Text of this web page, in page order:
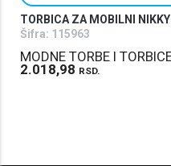
TORBICA ZA MOBILNI
Šifra: 115963
MODNE TORBE I
2.018,98 RSD.